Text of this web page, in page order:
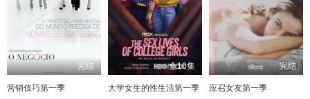
完结
营销伎巧第一季
全10集
大学女生的性生活第一季
完结
应召女友第一季